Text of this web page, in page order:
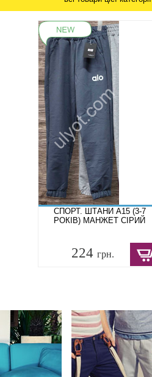
СПОРТ. ШТАНИ A15 (3-7
РОКІВ) МАНЖЕТ СІРИЙ
224 грн.